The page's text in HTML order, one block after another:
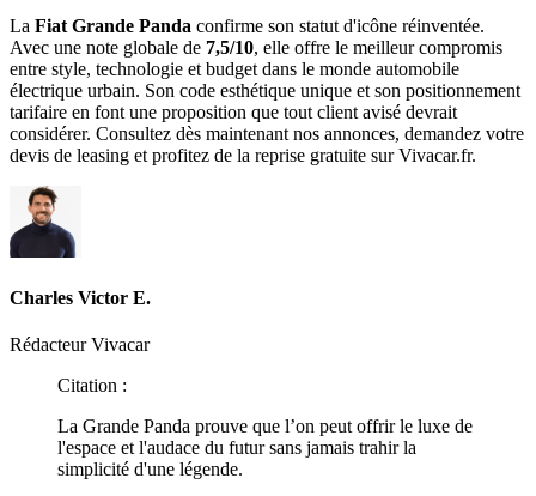
La Fiat Grande Panda confirme son statut d'icône réinventée.
Avec une note globale de 7,5/10, elle offre le meilleur compromis
entre style, technologie et budget dans le monde automobile
électrique urbain. Son code esthétique unique et son positionnement
tarifaire en font une proposition que tout client avisé devrait
considérer. Consultez dès maintenant nos annonces, demandez votre
devis de leasing et profitez de la reprise gratuite sur Vivacar.fr.
Charles Victor E.
Rédacteur Vivacar
Citation :
La Grande Panda prouve que l’on peut offrir le luxe de
l'espace et l'audace du futur sans jamais trahir la
simplicité d'une légende.